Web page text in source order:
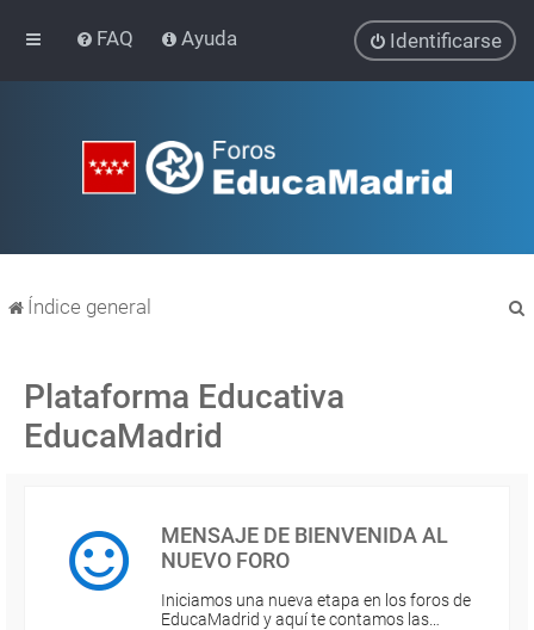
FAQ Ayuda Identificarse
Índice general
Plataforma Educativa
EducaMadrid
MENSAJE DE BIENVENIDA AL
NUEVO FORO
Iniciamos una nueva etapa en los foros de
EducaMadrid y aquí te contamos las…